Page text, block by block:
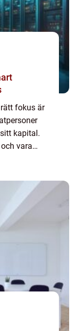
fokus är
kapital.
vara